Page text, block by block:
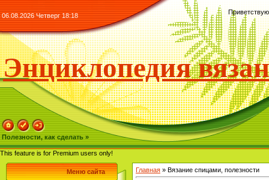
06.08.2026 Четверг 18:18
Энциклопедия
Полезности, как сделать »
This feature is for Premium users only!
Меню сайта Главная » Вязание спицами, полезности